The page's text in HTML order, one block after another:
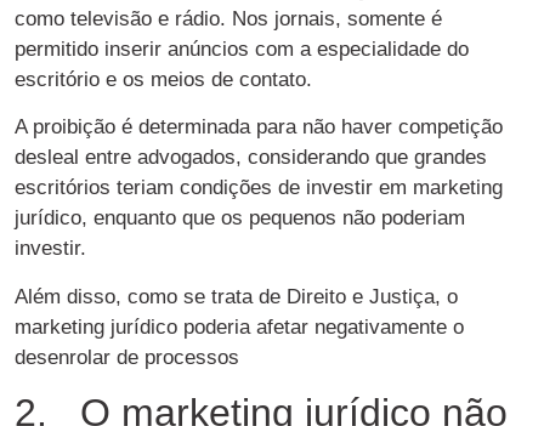
como televisão e rádio. Nos jornais, somente é
permitido inserir anúncios com a especialidade do
escritório e os meios de contato.
A proibição é determinada para não haver competição
desleal entre advogados, considerando que grandes
escritórios teriam condições de investir em marketing
jurídico, enquanto que os pequenos não poderiam
investir.
Além disso, como se trata de Direito e Justiça, o
marketing jurídico poderia afetar negativamente o
desenrolar de processos
2. O marketing jurídico não